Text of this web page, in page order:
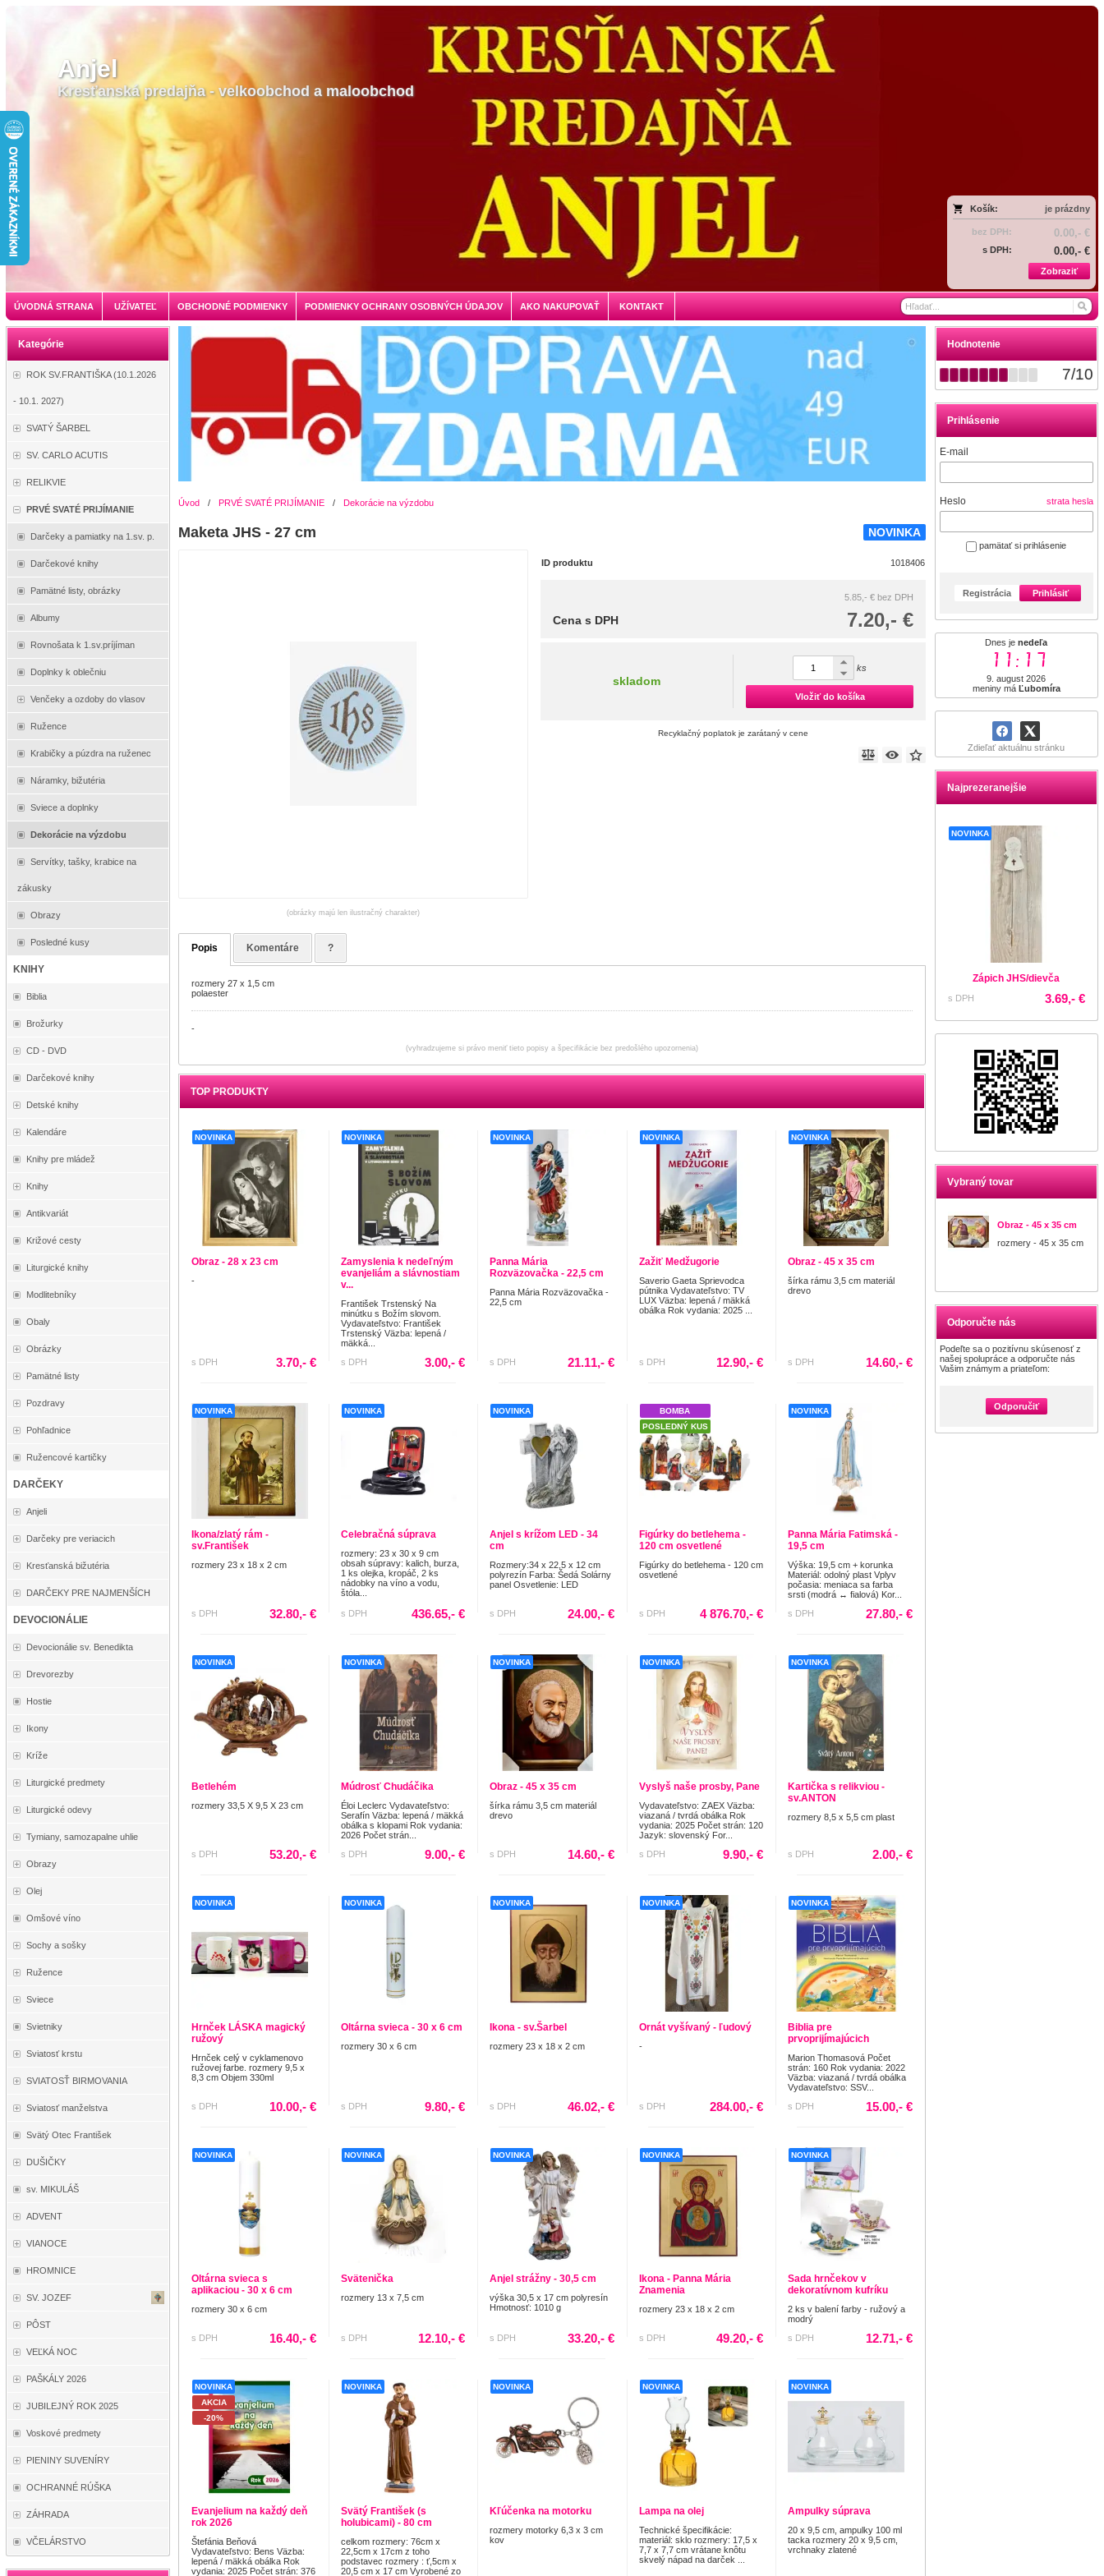
Košík: je prázdny
bez DPH: 0.00,- €
s DPH: 0.00,- €
Zobraziť
Anjel
Kresťanská predajňa - velkoobchod a maloobchod
ÚVODNÁ STRANA UŽÍVATEĽ OBCHODNÉ PODMIENKY PODMIENKY OCHRANY OSOBNÝCH ÚDAJOV AKO NAKUPOVAŤ KONTAKT
Kategórie
ROK SV.FRANTIŠKA (10.1.2026
- 10.1. 2027)
SVATÝ ŠARBEL
SV. CARLO ACUTIS
RELIKVIE
PRVÉ SVATÉ PRIJÍMANIE
Darčeky a pamiatky na 1.sv. p.
Darčekové knihy
Pamätné listy, obrázky
Albumy
Rovnošata k 1.sv.príjíman
Doplnky k oblečniu
Venčeky a ozdoby do vlasov
Ružence
Krabičky a púzdra na ruženec
Náramky, bižutéria
Sviece a doplnky
Dekorácie na výzdobu
Servítky, tašky, krabice na
zákusky
Obrazy
Posledné kusy
KNIHY
Biblia
Brožurky
CD - DVD
Darčekové knihy
Detské knihy
Kalendáre
Knihy pre mládež
Knihy
Antikvariát
Križové cesty
Liturgické knihy
Modlitebníky
Obaly
Obrázky
Pamätné listy
Pozdravy
Pohľadnice
Ružencové kartičky
DARČEKY
Anjeli
Darčeky pre veriacich
Kresťanská bižutéria
DARČEKY PRE NAJMENŠÍCH
DEVOCIONÁLIE
Devocionálie sv. Benedikta
Drevorezby
Hostie
Ikony
Kríže
Liturgické predmety
Liturgické odevy
Tymiany, samozapalne uhlie
Obrazy
Olej
Omšové víno
Sochy a sošky
Ružence
Sviece
Svietniky
Sviatosť krstu
SVIATOSŤ BIRMOVANIA
Sviatosť manželstva
Svätý Otec František
DUŠIČKY
sv. MIKULÁŠ
ADVENT
VIANOCE
HROMNICE
SV. JOZEF
PÔST
VEĽKÁ NOC
PAŠKÁLY 2026
JUBILEJNÝ ROK 2025
Voskové predmety
PIENINY SUVENÍRY
OCHRANNÉ RÚŠKA
ZÁHRADA
VČELÁRSTVO
Hodnotenie
7/10
Prihlásenie
E-mail
Heslo strata hesla
pamätať si prihlásenie
Registrácia Prihlásiť
Dnes jenedeľa
11:17
9. august 2026
meniny má Ľubomíra
Zdieľať aktuálnu stránku
Najprezeranejšie
NOVINKA
Zápich JHS/dievča
s DPH 3.69,- €
Vybraný tovar
Obraz - 45 x 35 cm
rozmery - 45 x 35 cm
Odporučte nás
Podeľte sa o pozitívnu skúsenosť z
našej spolupráce a odporučte nás
Vašim známym a priateľom:
Odporučiť
Úvod / PRVÉ SVATÉ PRIJÍMANIE / Dekorácie na výzdobu
NOVINKA
Maketa JHS - 27 cm
(obrázky majú len ilustračný charakter)
ID produktu 1018406
5.85,- € bez DPH
7.20,- €
Cena s DPH
skladom
ks
Vložiť do košíka
Recyklačný poplatok je zarátaný v cene
Popis Komentáre ?
rozmery 27 x 1,5 cm
polaester
-
(vyhradzujeme si právo meniť tieto popisy a špecifikácie bez predošlého upozornenia)
TOP PRODUKTY
NOVINKA
Obraz - 28 x 23 cm
-
s DPH 3.70,- €
NOVINKA
Zamyslenia k nedeľným
evanjeliám a slávnostiam
v...
František Trstenský Na
minútku s Božím slovom.
Vydavateľstvo: František
Trstenský Väzba: lepená /
mäkká...
s DPH
3.00,- €
NOVINKA
Panna Mária
Rozväzovačka - 22,5 cm
Panna Mária Rozväzovačka -
22,5 cm
s DPH 21.11,- €
NOVINKA
Zažiť Medžugorie
Saverio Gaeta Sprievodca
pútnika Vydavateľstvo: TV
LUX Väzba: lepená / mäkká
obálka Rok vydania: 2025 ...
s DPH 12.90,- €
NOVINKA
Obraz - 45 x 35 cm
šírka rámu 3,5 cm materiál
drevo
s DPH 14.60,- €
NOVINKA
Ikona/zlatý rám -
sv.František
rozmery 23 x 18 x 2 cm
s DPH 32.80,- €
NOVINKA
Celebračná súprava
rozmery: 23 x 30 x 9 cm
obsah súpravy: kalich, burza,
1 ks olejka, kropáč, 2 ks
nádobky na víno a vodu,
štóla...
s DPH 436.65,- €
NOVINKA
Anjel s krížom LED - 34
cm
Rozmery:34 x 22,5 x 12 cm
polyrezín Farba: Šedá Solárny
panel Osvetlenie: LED
s DPH 24.00,- €
BOMBA
POSLEDNÝ KUS
Figúrky do betlehema -
120 cm osvetlené
Figúrky do betlehema - 120 cm
osvetlené
s DPH 4 876.70,- €
NOVINKA
Panna Mária Fatimská -
19,5 cm
Výška: 19,5 cm + korunka
Materiál: odolný plast Vplyv
počasia: meniaca sa farba
srsti (modrá ↔ fialová) Kor...
s DPH
27.80,- €
NOVINKA
Betlehém
rozmery 33,5 X 9,5 X 23 cm
s DPH 53.20,- €
NOVINKA
Múdrosť Chudáčika
Éloi Leclerc Vydavateľstvo:
Serafín Väzba: lepená / mäkká
obálka s klopami Rok vydania:
2026 Počet strán...
s DPH
9.00,- €
NOVINKA
Obraz - 45 x 35 cm
šírka rámu 3,5 cm materiál
drevo
s DPH 14.60,- €
NOVINKA
Vyslyš naše prosby, Pane
Vydavateľstvo: ZAEX Väzba:
viazaná / tvrdá obálka Rok
vydania: 2025 Počet strán: 120
Jazyk: slovenský For...
s DPH
9.90,- €
NOVINKA
Kartička s relikviou -
sv.ANTON
rozmery 8,5 x 5,5 cm plast
s DPH 2.00,- €
NOVINKA
Hrnček LÁSKA magický
ružový
Hrnček celý v cyklamenovo
ružovej farbe. rozmery 9,5 x
8,3 cm Objem 330ml
s DPH 10.00,- €
NOVINKA
Oltárna svieca - 30 x 6 cm
rozmery 30 x 6 cm
s DPH 9.80,- €
NOVINKA
Ikona - sv.Šarbel
rozmery 23 x 18 x 2 cm
s DPH 46.02,- €
NOVINKA
Ornát vyšívaný - ľudový
-
s DPH 284.00,- €
NOVINKA
Biblia pre
prvoprijímajúcich
Marion Thomasová Počet
strán: 160 Rok vydania: 2022
Väzba: viazaná / tvrdá obálka
Vydavateľstvo: SSV...
s DPH
15.00,- €
NOVINKA
Oltárna svieca s
aplikaciou - 30 x 6 cm
rozmery 30 x 6 cm
s DPH 16.40,- €
NOVINKA
Svätenička
rozmery 13 x 7,5 cm
s DPH 12.10,- €
NOVINKA
Anjel strážny - 30,5 cm
výška 30,5 x 17 cm polyresín
Hmotnosť: 1010 g
s DPH 33.20,- €
NOVINKA
Ikona - Panna Mária
Znamenia
rozmery 23 x 18 x 2 cm
s DPH 49.20,- €
NOVINKA
Sada hrnčekov v
dekoratívnom kufríku
2 ks v balení farby - ružový a
modrý
s DPH
12.71,- €
NOVINKA
AKCIA
-20%
Evanjelium na každý deň
rok 2026
Štefánia Beňová
Vydavateľstvo: Bens Väzba:
lepená / mäkká obálka Rok
vydania: 2025 Počet strán: 376
NOVINKA
Svätý František (s
holubicami) - 80 cm
celkom rozmery: 76cm x
22,5cm x 17cm z toho
podstavec rozmery : ť,5cm x
20,5 cm x 17 cm Vyrobené zo
NOVINKA
Kľúčenka na motorku
rozmery motorky 6,3 x 3 cm
kov
NOVINKA
Lampa na olej
Technické špecifikácie:
materiál: sklo rozmery: 17,5 x
7,7 x 7,7 cm vrátane knôtu
skvelý nápad na darček ...
NOVINKA
Ampulky súprava
20 x 9,5 cm, ampulky 100 ml
tacka rozmery 20 x 9,5 cm,
vrchnaky zlatené